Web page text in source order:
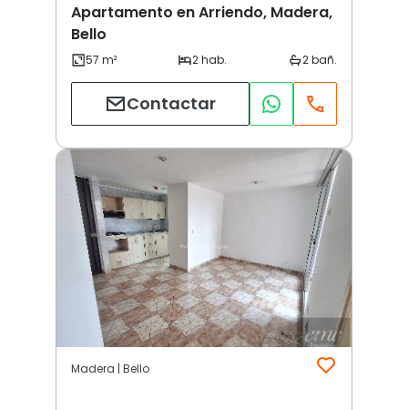
Apartamento en Arriendo, Madera,
Bello
Contactar
Madera | Bello